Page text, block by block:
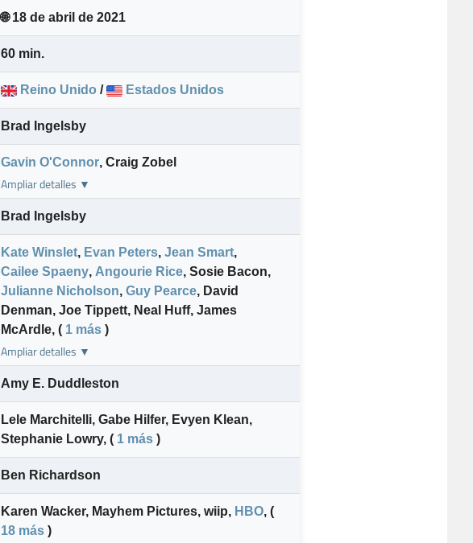
🌐 18 de abril de 2021
60 min.
Reino Unido / Estados Unidos
Brad Ingelsby
Gavin O'Connor, Craig Zobel
Ampliar detalles ▼
Brad Ingelsby
Kate Winslet, Evan Peters, Jean Smart,
Cailee Spaeny, Angourie Rice, Sosie Bacon,
Julianne Nicholson, Guy Pearce, David
Denman, Joe Tippett, Neal Huff, James
McArdle, ( 1 más )
Ampliar detalles ▼
Amy E. Duddleston
Lele Marchitelli, Gabe Hilfer, Evyen Klean,
Stephanie Lowry, ( 1 más )
Ben Richardson
Karen Wacker, Mayhem Pictures, wiip, HBO, (
18 más )